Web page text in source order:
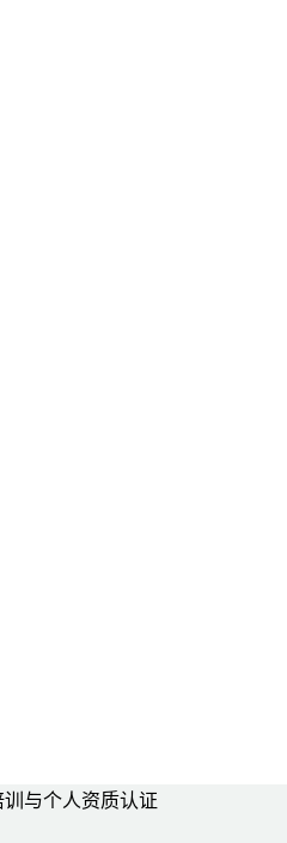
训与个人资质认证